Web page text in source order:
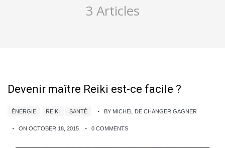
3 Articles
Devenir maître Reiki est-ce facile ?
ÉNERGIE REIKI SANTÉ BY MICHEL DE CHANGER GAGNER
ON OCTOBER 18, 2015 0 COMMENTS